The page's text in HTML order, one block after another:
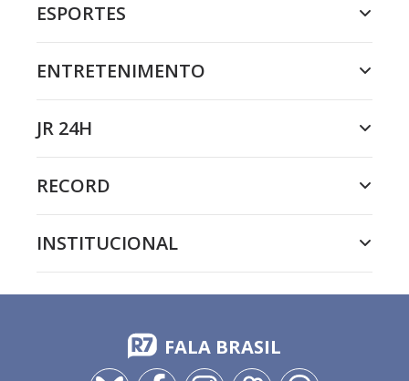
ESPORTES
ENTRETENIMENTO
JR 24H
RECORD
INSTITUCIONAL
FALA BRASIL